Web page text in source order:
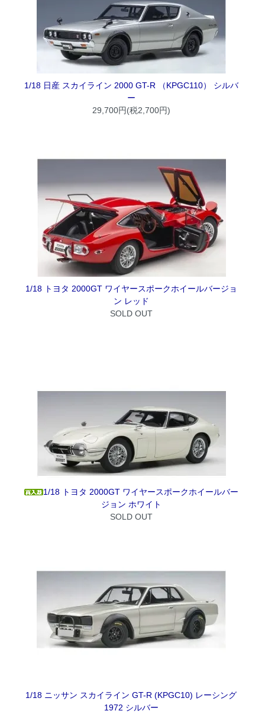
1/18 日産 スカイライン 2000 GT-R （KPGC110） シルバ
ー
29,700円(税2,700円)
1/18 トヨタ 2000GT ワイヤースポークホイールバージョ
ン レッド
SOLD OUT
1/18 トヨタ 2000GT ワイヤースポークホイールバー
ジョン ホワイト
SOLD OUT
1/18 ニッサン スカイライン GT-R (KPGC10) レーシング
1972 シルバー